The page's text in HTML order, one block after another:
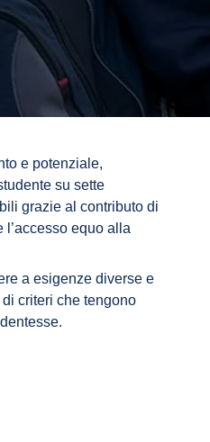
e potenziale,
su sette
grazie al contributo di
equo alla
a esigenze diverse e
criteri che tengono